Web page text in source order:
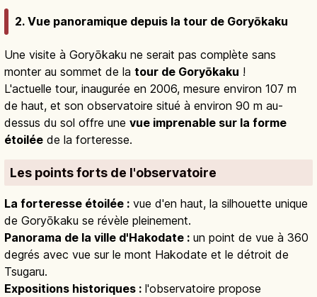
2. Vue panoramique depuis la tour de Goryōkaku
Une visite à Goryōkaku ne serait pas complète sans
monter au sommet de la tour de Goryōkaku !
L'actuelle tour, inaugurée en 2006, mesure environ 107 m
de haut, et son observatoire situé à environ 90 m au-
dessus du sol offre une vue imprenable sur la forme
étoilée de la forteresse.
Les points forts de l'observatoire
La forteresse étoilée : vue d'en haut, la silhouette unique
de Goryōkaku se révèle pleinement.
Panorama de la ville d'Hakodate : un point de vue à 360
degrés avec vue sur le mont Hakodate et le détroit de
Tsugaru.
Expositions historiques : l'observatoire propose